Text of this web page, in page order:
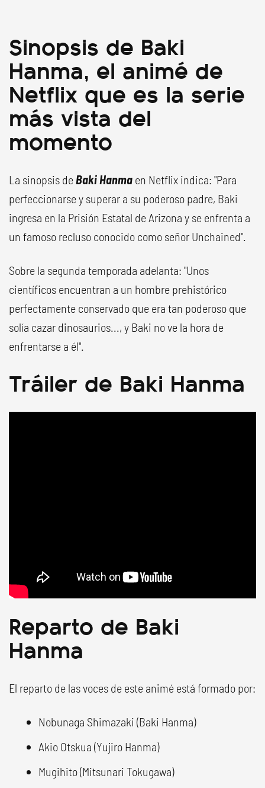
Sinopsis de Baki
Hanma, el animé de
Netflix que es la serie
más vista del
momento
La sinopsis deBaki Hanma en Netflix indica: "Para
perfeccionarse y superar a su poderoso padre, Baki
ingresa en la Prisión Estatal de Arizona y se enfrenta a
un famoso recluso conocido como señor Unchained".
Sobre la segunda temporada adelanta: "Unos
científicos encuentran a un hombre prehistórico
perfectamente conservado que era tan poderoso que
solía cazar dinosaurios..., y Baki no ve la hora de
enfrentarse a él".
Tráiler de Baki Hanma
Reparto de Baki
Hanma
El reparto de las voces de este animé está formado por:
Nobunaga Shimazaki (Baki Hanma)
Akio Otskua (Yujiro Hanma)
Mugihito (Mitsunari Tokugawa)